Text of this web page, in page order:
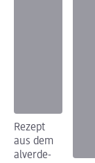
Rezept
aus dem
alverde-